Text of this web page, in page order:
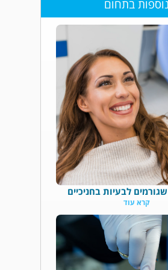
בתחום
קרא עוד